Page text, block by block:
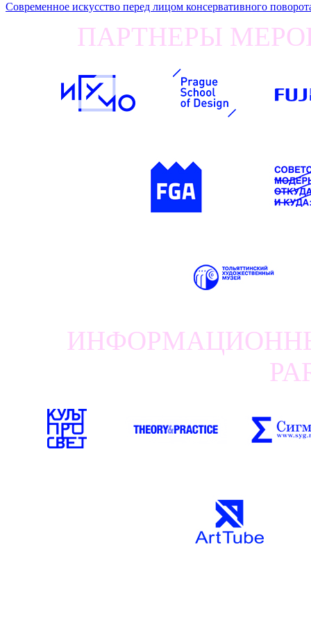
Современное искусство перед лицом консервативного
ПАРТНЕРЫ